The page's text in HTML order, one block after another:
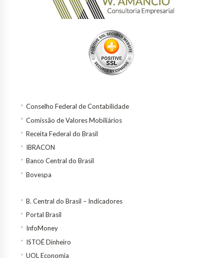
Conselho Federal de Contabilidade
Comissão de Valores Mobiliários
Receita Federal do Brasil
IBRACON
Banco Central do Brasil
Bovespa
B. Central do Brasil – Indicadores
Portal Brasil
InfoMoney
ISTOÉ Dinheiro
UOL Economia